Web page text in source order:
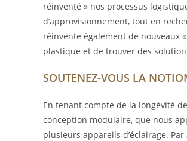
réinventé » nos processus
d’approvisionnement, tout en
réinvente également de nouveaux
plastique et de trouver des
SOUTENEZ-VOUS LA
En tenant compte de la longévité
conception modulaire, que nous
plusieurs appareils d’éclairage.